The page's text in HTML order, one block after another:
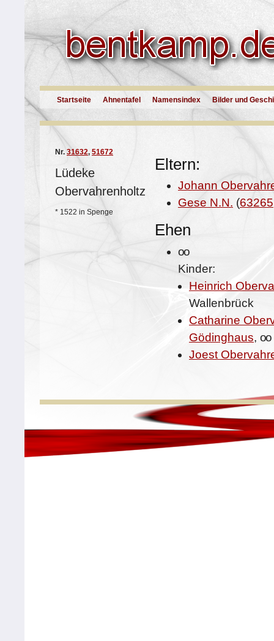
Startseite Ahnentafel Namensindex Bilder und
Nr. 31632, 51672
Lüdeke
Obervahrenholtz
* 1522 in Spenge
Eltern:
Johann
Gese N.N. (63265
Ehen
oo
Kinder:
Heinrich
Wallenbrück
Catharine
Gödinghaus, oo
Joest